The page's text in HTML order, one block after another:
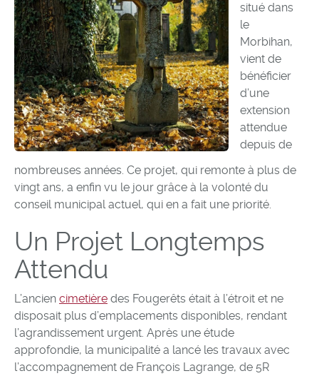
situé dans
le
Morbihan,
vient de
bénéficier
d’une
extension
attendue
depuis de
nombreuses années. Ce projet, qui remonte à plus de
vingt ans, a enfin vu le jour grâce à la volonté du
conseil municipal actuel, qui en a fait une priorité.
Un Projet Longtemps
Attendu
L’ancien cimetière des Fougerêts était à l’étroit et ne
disposait plus d’emplacements disponibles, rendant
l’agrandissement urgent. Après une étude
approfondie, la municipalité a lancé les travaux avec
l’accompagnement de François Lagrange, de 5R